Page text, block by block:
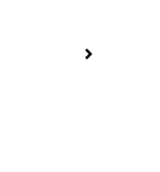
Previous and Next buttons